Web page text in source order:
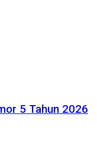
5 Tahun 2026